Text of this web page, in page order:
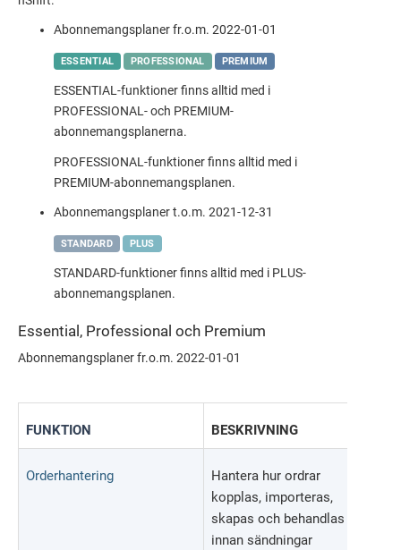
Abonnemangsplaner fr.o.m. 2022-01-01
ESSENTIAL PROFESSIONAL PREMIUM
ESSENTIAL-funktioner finns alltid med i
PROFESSIONAL- och PREMIUM-
abonnemangsplanerna.
PROFESSIONAL-funktioner finns alltid med i
PREMIUM-abonnemangsplanen.
Abonnemangsplaner t.o.m. 2021-12-31
STANDARD PLUS
STANDARD-funktioner finns alltid med i PLUS-
abonnemangsplanen.
Essential, Professional och Premium
Abonnemangsplaner fr.o.m. 2022-01-01
FUNKTION BESKRIVNING
Orderhantering
Hantera hur ordrar
kopplas, importeras,
skapas och behandlas
innan sändningar